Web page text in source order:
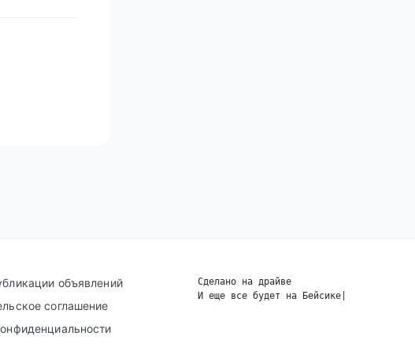
объявлений
соглашение
Сделано на драйве
И еще все будет на Бейсике